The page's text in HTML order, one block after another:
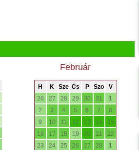
Február
H K Sze Cs P Szo
V
26
27 28 29 30 31
1
2
3 4 5 6 7
8
9
10 11 12 13 14
15
16
17 18 19 20 21
22
23
24 25 26 27 28
1